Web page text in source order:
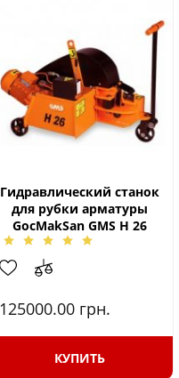
Гидравлический станок
для рубки арматуры
GocMakSan GMS H 26
125000.00 грн.
КУПИТЬ